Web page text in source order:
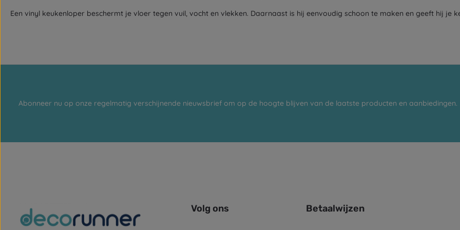
Een vinyl keukenloper beschermt je vloer tegen vuil, vocht en vlekken. Daarnaast is hij eenvoudig schoon te maken en geeft hij je
Abonneer nu op onze regelmatig verschijnende nieuwsbrief om op de hoogte blijven van de laatste producten en aanbiedingen.
Volg ons Betaalwijzen